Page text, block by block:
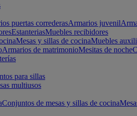
puertas correderasArmarios juvenil
EstanteriasMuebles recibidores
Mesas y sillas de cocinaMuebles
Armarios de matrimonioMesitas de noche
para sillas
multiusos
Conjuntos de mesas y sillas de cocina